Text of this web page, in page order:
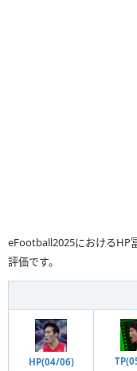
eFootball2025におけるHP
評価です。
HP(04/06)